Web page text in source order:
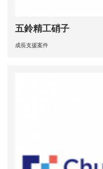
五鈴精工硝子
成長支援案件